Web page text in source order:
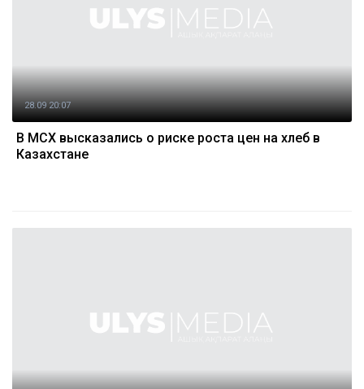
28.09 20:07
В МСХ высказались о риске роста цен на хлеб в
Казахстане